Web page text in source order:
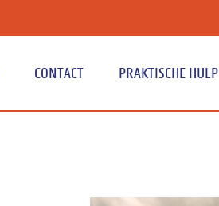
Hoofdnavigatie
CONTACT PRAKTISCHE HULP